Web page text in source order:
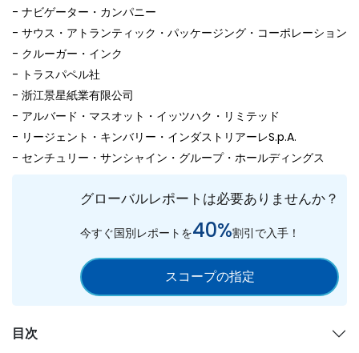
- ナビゲーター・カンパニー
- サウス・アトランティック・パッケージング・コーポレーション
- クルーガー・インク
- トラスパペル社
- 浙江景星紙業有限公司
- アルバード・マスオット・イッツハク・リミテッド
- リージェント・キンバリー・インダストリアーレS.p.A.
- センチュリー・サンシャイン・グループ・ホールディングス
グローバルレポートは必要ありませんか？
今すぐ国別レポートを40%割引で入手！
スコープの指定
目次